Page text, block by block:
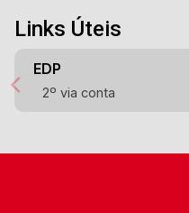
Links Úteis
EDP
2º via conta